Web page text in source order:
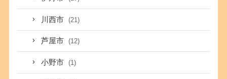
川西市 (21)
芦屋市 (12)
小野市 (1)